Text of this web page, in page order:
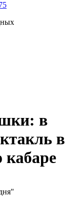
в
в
кабаре